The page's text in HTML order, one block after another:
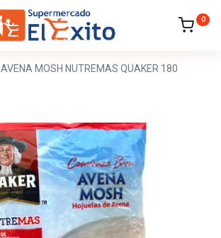
0
AVENA MOSH NUTREMAS QUAKER 180